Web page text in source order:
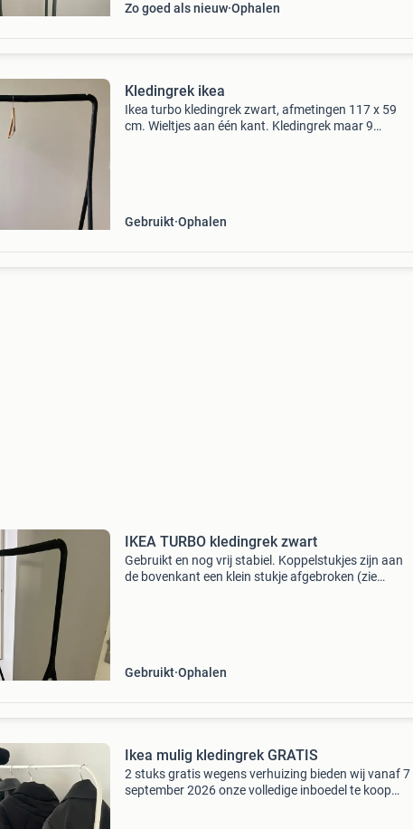
Zo goed als nieuw Ophalen
Kledingrek ikea
Ikea turbo kledingrek zwart, afmetingen 117 x 59
cm. Wieltjes aan één kant. Kledingrek maar 9
Gebruikt Ophalen
IKEA TURBO kledingrek zwart
Gebruikt en nog vrij stabiel. Koppelstukjes zijn aan
de bovenkant een klein stukje afgebroken (zie
Gebruikt Ophalen
Ikea mulig kledingrek GRATIS
2 stuks gratis wegens verhuizing bieden wij vanaf 7
september 2026 onze volledige inboedel te koop